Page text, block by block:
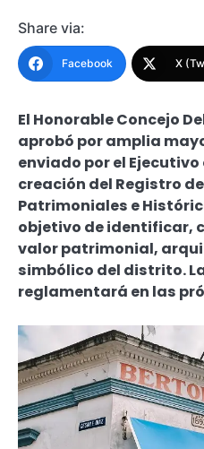
Share via:
Facebook X
El Honorable Concejo
aprobó por amplia
enviado por el
creación del Registro
Patrimoniales e
objetivo de identificar,
valor patrimonial,
simbólico del distrito.
reglamentará en las